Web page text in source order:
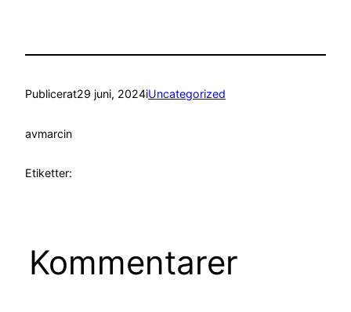
Publicerat29 juni, 2024iUncategorized
avmarcin
Etiketter:
Kommentarer